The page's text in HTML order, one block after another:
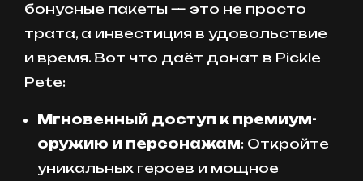
бонусные пакеты — это не просто
трата, а инвестиция в удовольствие
и время. Вот что даёт донат в Pickle
Pete:
Мгновенный доступ к премиум-
оружию и персонажам: Откройте
уникальных героев и мощное